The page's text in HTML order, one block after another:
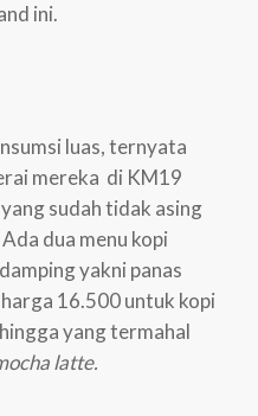
ini.
luas, ternyata
mereka di KM19
sudah tidak asing
dua menu kopi
yakni panas
16.500 untuk kopi
yang termahal
latte.